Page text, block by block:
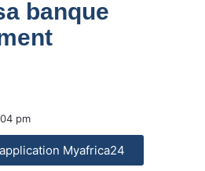
banque
pm
Myafrica24